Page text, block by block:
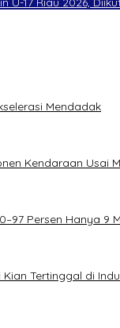
Mendadak
Kendaraan Usai
Persen Hanya 9
Tertinggal di